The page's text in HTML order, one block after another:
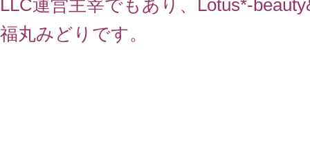
LLC運営主宰でもあり、Lotus*-
福丸みどりです。